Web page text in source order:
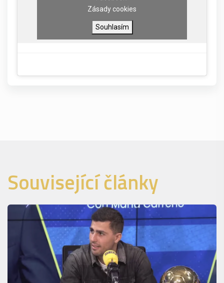
Zásady cookies
Souhlasím
Související články